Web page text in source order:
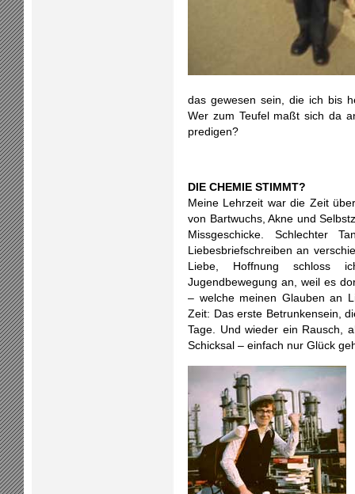
das gewesen sein, die ich bis
Wer zum Teufel maßt sich da
predigen?
DIE CHEMIE STIMMT?
Meine Lehrzeit war die Zeit
von Bartwuchs, Akne und
Missgeschicke. Schlechter
Liebesbriefschreiben an
Liebe, Hoffnung schloss
Jugendbewegung an, weil es
– welche meinen Glauben an
Zeit: Das erste Betrunkensein,
Tage. Und wieder ein Rausch,
Schicksal – einfach nur Glück